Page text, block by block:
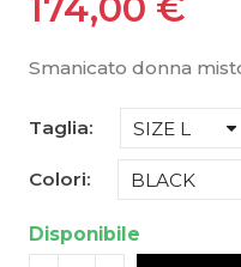
Smanicato donna
Taglia
Colori
Disponibile